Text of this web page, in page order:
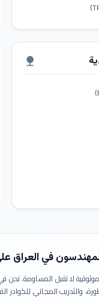
nature
في العراق
موثوقية لا تقبل المساومة. نحن
والتدريب المجاني